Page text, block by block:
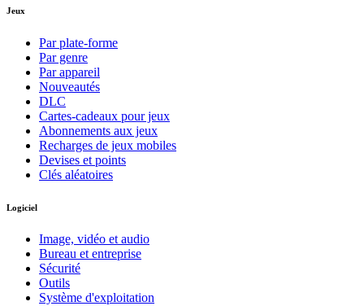
Jeux
Par plate-forme
Par genre
Par appareil
Nouveautés
DLC
Cartes-cadeaux pour jeux
Abonnements aux jeux
Recharges de jeux mobiles
Devises et points
Clés aléatoires
Logiciel
Image, vidéo et audio
Bureau et entreprise
Sécurité
Outils
Système d'exploitation